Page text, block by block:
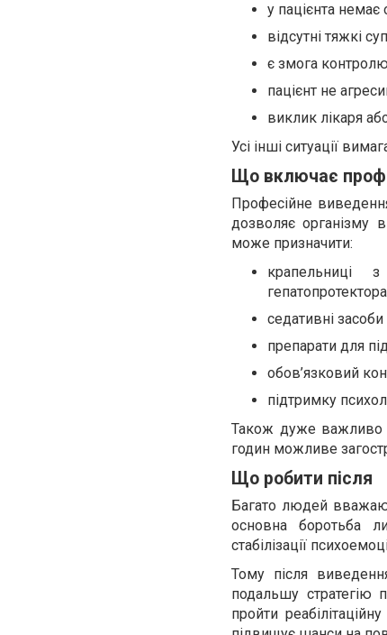
у пацієнта немає
відсутні тяжкі
є змога
пацієнт не
виклик лікаря
Усі інші ситуації
Що включає
Професійне
дозволяє організму
може призначити:
крапельниці
седативні
препарати для
обов’язковий
підтримку
Також дуже важливо
годин можливе
Що робити після
Багато людей
основна боротьба
стабілізації
Тому після
подальшу стратегію
пройти